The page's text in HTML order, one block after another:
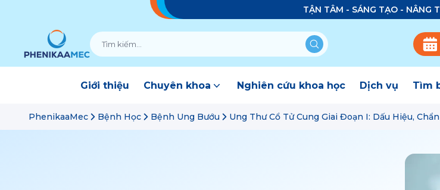
TẬN TÂM - SÁNG TẠO - NÂNG
Giới thiệu Chuyên khoa Nghiên cứu khoa học Dịch vụ Tìm
PhenikaaMec Bệnh Học Bệnh Ung Bướu Ung Thư Cổ Tử Cung Giai Đoạn I: Dấu Hiệu,